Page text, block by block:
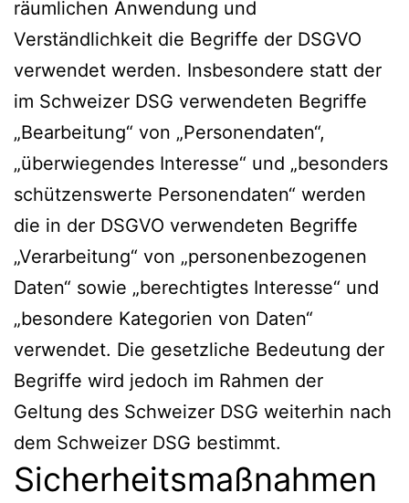
räumlichen Anwendung und
Verständlichkeit die Begriffe der DSGVO
verwendet werden. Insbesondere statt der
im Schweizer DSG verwendeten Begriffe
„Bearbeitung“ von „Personendaten“,
„überwiegendes Interesse“ und „besonders
schützenswerte Personendaten“ werden
die in der DSGVO verwendeten Begriffe
„Verarbeitung“ von „personenbezogenen
Daten“ sowie „berechtigtes Interesse“ und
„besondere Kategorien von Daten“
verwendet. Die gesetzliche Bedeutung der
Begriffe wird jedoch im Rahmen der
Geltung des Schweizer DSG weiterhin nach
dem Schweizer DSG bestimmt.
Sicherheitsmaßnahmen